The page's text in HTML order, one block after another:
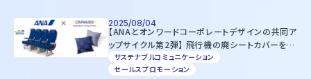
2025/08/04
【ANAとオンワードコーポレートデザインの共同ア
ップサイクル第2弾】 飛行機の廃シートカバーを再
活用したパッチワーククッションを8月4日(月)から
販売開始 〜山形・兵庫の技術力を活かし、廃シ
サステナブルコミュニケーション
セールスプロモーション